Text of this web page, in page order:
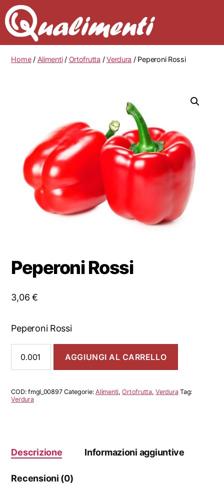
Home/ Alimenti/ Ortofrutta /Verdura / Peperoni Rossi
Peperoni Rossi
3,06€
Peperoni Rossi
Rossi
quantità
AGGIUNGI AL CARRELLO
COD:fmgl_00897 Categorie:Alimenti,Ortofrutta,Verdura Tag:
Verdura
Descrizione Informazioni aggiuntive
Recensioni (0)